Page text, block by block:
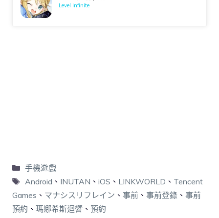
Level Infinite
手機遊戲
Android 、 INUTAN 、 iOS 、 LINKWORLD 、 Tencent
Games 、 マナシスリフレイン 、 事前 、 事前登錄 、 事前
預約 、 瑪娜希斯迴響 、 預約